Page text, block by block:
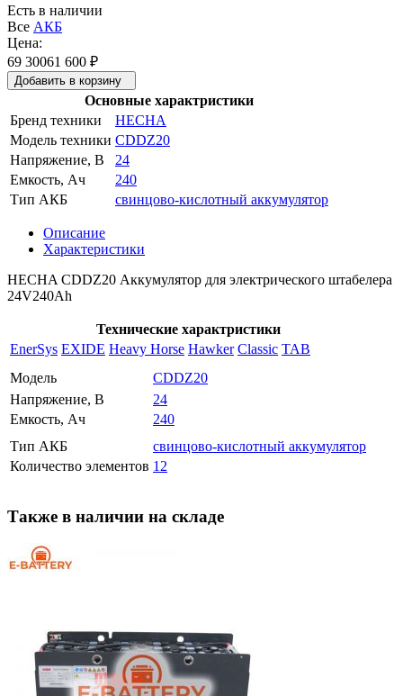
Есть в наличии
Все АКБ
Цена:
69 30061 600 ₽
Добавить в корзину
Основные характристики
Бренд техники
HECHA
Модель техники CDDZ20
Напряжение, В
24
Емкость, Ач
240
Тип АКБ
свинцово-кислотный аккумулятор
Описание
Характеристики
HECHA CDDZ20 Аккумулятор для электрического штабелера
24V240Ah
Технические характристики
EnerSys EXIDE Heavy Horse Hawker Classic TAB
Модель
CDDZ20
Напряжение, В
24
Емкость, Ач
240
Тип АКБ
свинцово-кислотный аккумулятор
Количество элементов 12
Также в наличии на складе